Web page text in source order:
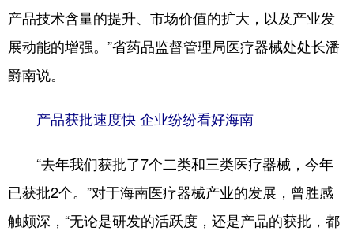
产品技术含量的提升、市场价值的扩大，以及产业发
展动能的增强。”省药品监督管理局医疗器械处处长潘
爵南说。
产品获批速度快 企业纷纷看好海南
“去年我们获批了7个二类和三类医疗器械，今年
已获批2个。”对于海南医疗器械产业的发展，曾胜感
触颇深，“无论是研发的活跃度，还是产品的获批，都